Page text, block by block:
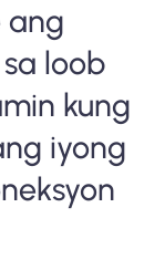
ang
loob
kung
iyong